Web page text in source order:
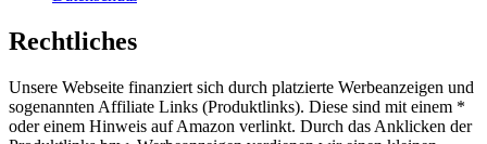
Rechtliches
Unsere Webseite finanziert sich durch platzierte Werbeanzeigen und
sogenannten Affiliate Links (Produktlinks). Diese sind mit einem *
oder einem Hinweis auf Amazon verlinkt. Durch das Anklicken der